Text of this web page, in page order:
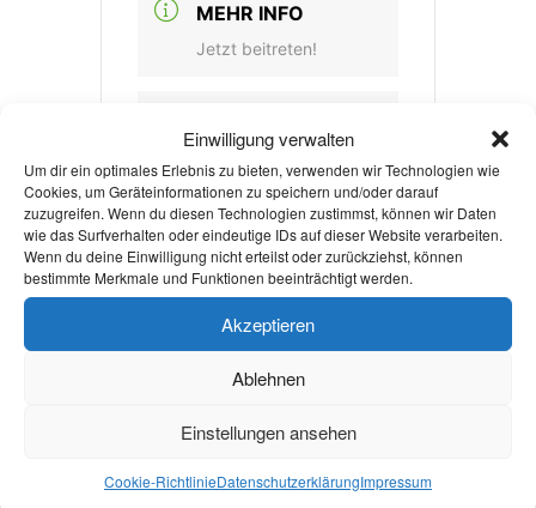
Einwilligung verwalten
Um dir ein optimales Erlebnis zu bieten, verwenden wir Technologien wie
Cookies, um Geräteinformationen zu speichern und/oder darauf
zuzugreifen. Wenn du diesen Technologien zustimmst, können wir Daten
wie das Surfverhalten oder eindeutige IDs auf dieser Website verarbeiten.
Wenn du deine Einwilligung nicht erteilst oder zurückziehst, können
bestimmte Merkmale und Funktionen beeinträchtigt werden.
Akzeptieren
Ablehnen
Einstellungen ansehen
Cookie-RichtlinieDatenschutzerklärungImpressum
MEHR INFO
Jetzt beitreten!
VERANSTALTER
STUDENTS FOR
FUTURE AACHEN
E-MAIL
studis.aachen@fridays
forfuture.de
Jetzt beitreten!